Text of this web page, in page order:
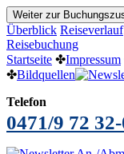
Überblick Reiseverlauf
Reisebuchung
Startseite ✤Impressum
✤Bildquellen
Telefon
0471/9 72